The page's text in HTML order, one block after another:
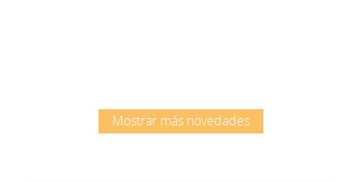
Mostrar más novedades